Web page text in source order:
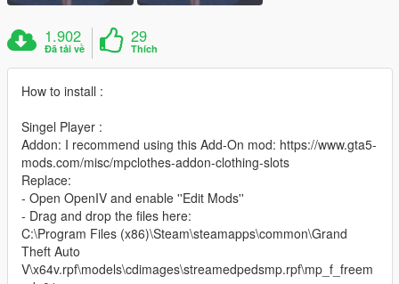
1.902
Đã tải về
29
Thích
How to install :
Singel Player :
Addon: I recommend using this Add-On mod: https://www.gta5-
mods.com/misc/mpclothes-addon-clothing-slots
Replace:
- Open OpenIV and enable ''Edit Mods''
- Drag and drop the files here:
C:\Program Files (x86)\Steam\steamapps\common\Grand
Theft Auto
V\x64v.rpf\models\cdimages\streamedpedsmp.rpf\mp_f_freem